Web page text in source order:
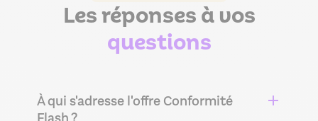
Les réponses à vos
questions
À qui s'adresse l'offre Conformité